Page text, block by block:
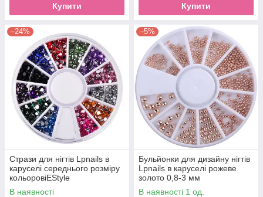
Купити Купити
–24%
Стрази для нігтів Lpnails в
каруселі середнього розміру
кольоровіEStyle
В наявності
–5%
Бульйонки для дизайну нігтів
Lpnails в каруселі рожеве
золото 0,8-3 мм
В наявності 1 од.